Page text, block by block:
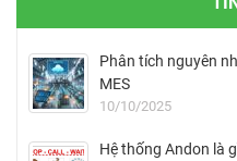
Phân tích nguyên
MES
10/10/2025
Hệ thống Andon là